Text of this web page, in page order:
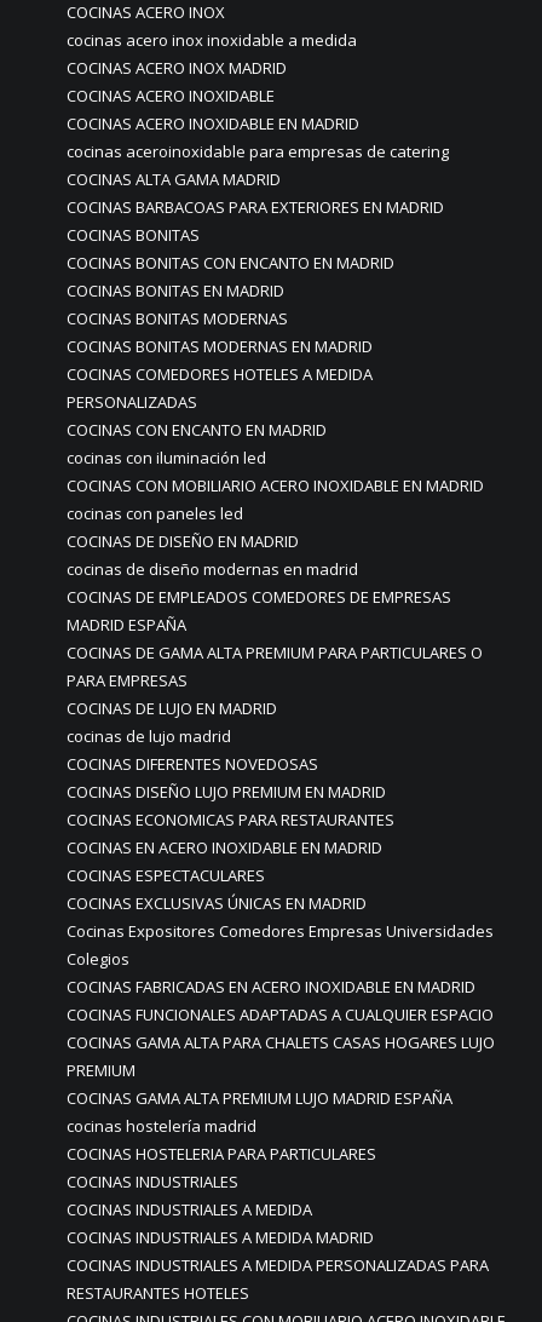
COCINAS ACERO INOX
cocinas acero inox inoxidable a medida
COCINAS ACERO INOX MADRID
COCINAS ACERO INOXIDABLE
COCINAS ACERO INOXIDABLE EN MADRID
cocinas aceroinoxidable para empresas de catering
COCINAS ALTA GAMA MADRID
COCINAS BARBACOAS PARA EXTERIORES EN MADRID
COCINAS BONITAS
COCINAS BONITAS CON ENCANTO EN MADRID
COCINAS BONITAS EN MADRID
COCINAS BONITAS MODERNAS
COCINAS BONITAS MODERNAS EN MADRID
COCINAS COMEDORES HOTELES A MEDIDA
PERSONALIZADAS
COCINAS CON ENCANTO EN MADRID
cocinas con iluminación led
COCINAS CON MOBILIARIO ACERO INOXIDABLE EN MADRID
cocinas con paneles led
COCINAS DE DISEÑO EN MADRID
cocinas de diseño modernas en madrid
COCINAS DE EMPLEADOS COMEDORES DE EMPRESAS
MADRID ESPAÑA
COCINAS DE GAMA ALTA PREMIUM PARA PARTICULARES O
PARA EMPRESAS
COCINAS DE LUJO EN MADRID
cocinas de lujo madrid
COCINAS DIFERENTES NOVEDOSAS
COCINAS DISEÑO LUJO PREMIUM EN MADRID
COCINAS ECONOMICAS PARA RESTAURANTES
COCINAS EN ACERO INOXIDABLE EN MADRID
COCINAS ESPECTACULARES
COCINAS EXCLUSIVAS ÚNICAS EN MADRID
Cocinas Expositores Comedores Empresas Universidades
Colegios
COCINAS FABRICADAS EN ACERO INOXIDABLE EN MADRID
COCINAS FUNCIONALES ADAPTADAS A CUALQUIER ESPACIO
COCINAS GAMA ALTA PARA CHALETS CASAS HOGARES LUJO
PREMIUM
COCINAS GAMA ALTA PREMIUM LUJO MADRID ESPAÑA
cocinas hostelería madrid
COCINAS HOSTELERIA PARA PARTICULARES
COCINAS INDUSTRIALES
COCINAS INDUSTRIALES A MEDIDA
COCINAS INDUSTRIALES A MEDIDA MADRID
COCINAS INDUSTRIALES A MEDIDA PERSONALIZADAS PARA
RESTAURANTES HOTELES